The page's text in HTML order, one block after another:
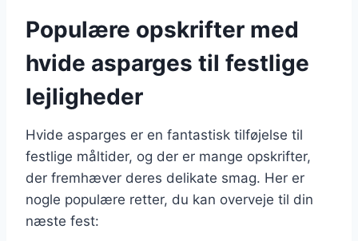
Populære opskrifter med
hvide asparges til festlige
lejligheder
Hvide asparges er en fantastisk tilføjelse til
festlige måltider, og der er mange opskrifter,
der fremhæver deres delikate smag. Her er
nogle populære retter, du kan overveje til din
næste fest: